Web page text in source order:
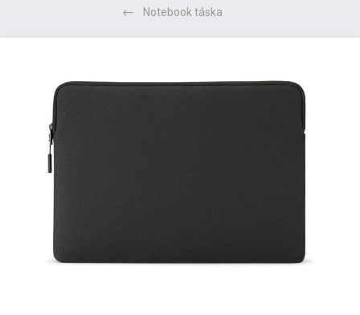
Notebook táska